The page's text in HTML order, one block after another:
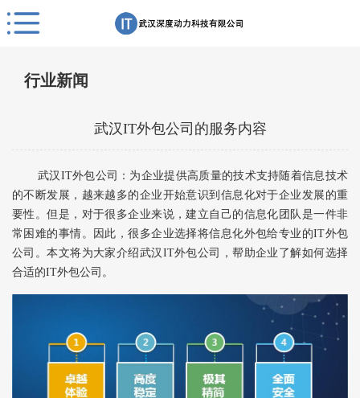
行业新闻
武汉IT外包公司的服务内容
武汉IT外包公司：为企业提供高质量的技术支持随着信息技术
的不断发展，越来越多的企业开始意识到信息化对于企业发展的重
要性。但是，对于很多企业来说，建立自己的信息化团队是一件非
常困难的事情。因此，很多企业选择将信息化外包给专业的IT外包
公司。本文将为大家介绍武汉IT外包公司，帮助企业了解如何选择
合适的IT外包公司。